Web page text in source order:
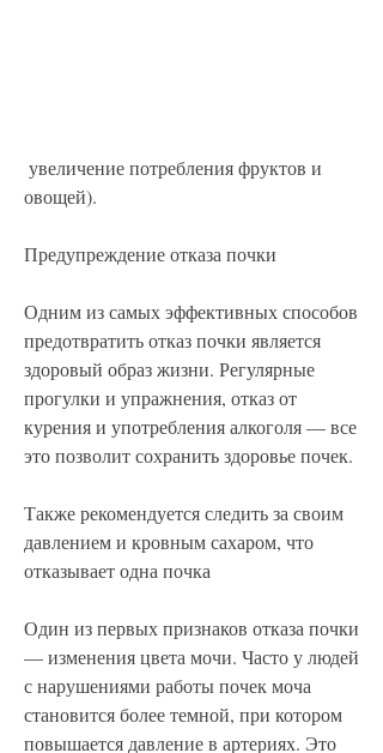
овощей).
Предупреждение отказа почки
Одним из самых эффективных способов
предотвратить отказ почки является
здоровый образ жизни. Регулярные
прогулки и упражнения, отказ от
курения и употребления алкоголя — все
это позволит сохранить здоровье почек.
Также рекомендуется следить за своим
давлением и кровным сахаром, что
отказывает одна почка
Один из первых признаков отказа почки
— изменения цвета мочи. Часто у людей
с нарушениями работы почек моча
становится более темной, при котором
повышается давление в артериях. Это